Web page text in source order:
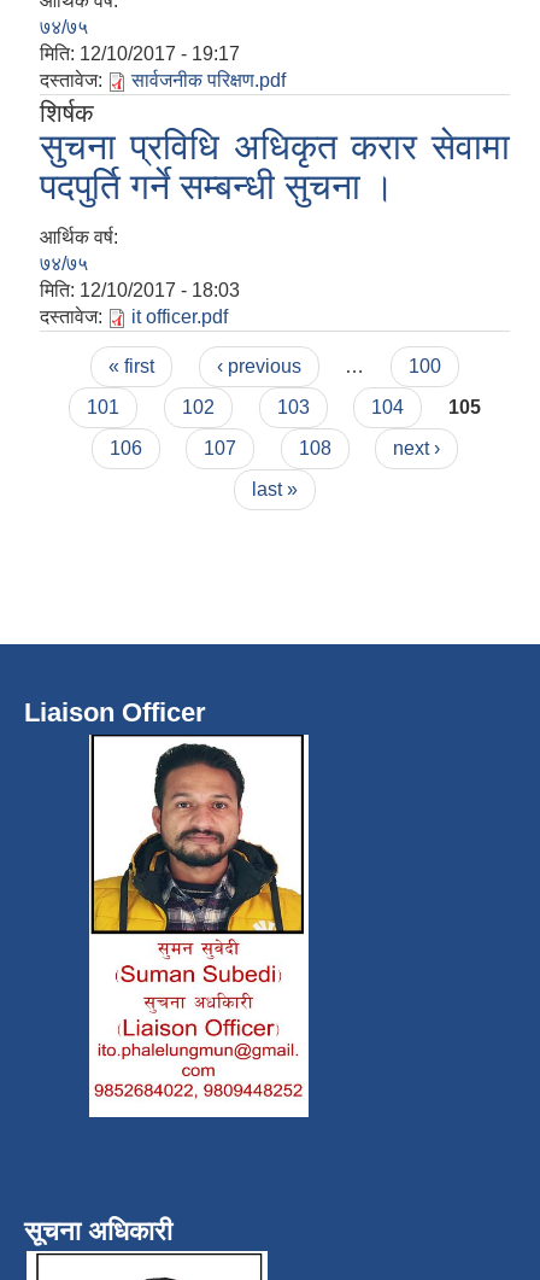
७४/७५
मिति: 12/10/2017 - 19:17
दस्तावेज:
सार्वजनीक परिक्षण.pdf
शिर्षक
सुचना प्रविधि अधिकृत करार सेवामा
पदपुर्ति गर्ने सम्बन्धी सुचना ।
आर्थिक वर्ष:
७४/७५
मिति: 12/10/2017 - 18:03
दस्तावेज:
it officer.pdf
Pages« first ‹ previous …
100
101
102 103 104
105
106
107 108
next ›
last »
Liaison Officer
सूचना अधिकारी